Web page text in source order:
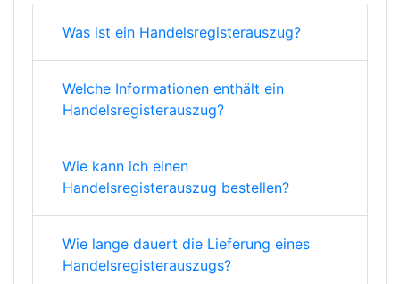
Was ist ein Handelsregisterauszug?
Welche Informationen enthält ein
Handelsregisterauszug?
Wie kann ich einen
Handelsregisterauszug bestellen?
Wie lange dauert die Lieferung eines
Handelsregisterauszugs?